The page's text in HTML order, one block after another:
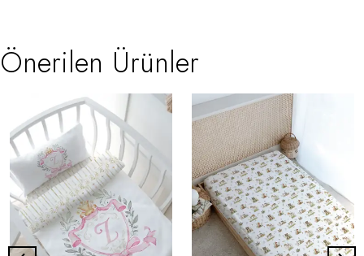
Önerilen Ürünler